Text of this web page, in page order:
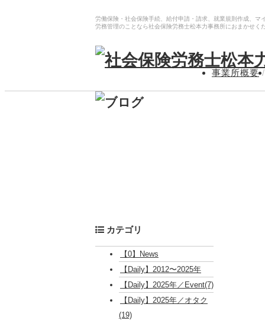
労働保険・社会保険手続、給付申請・請求、就業規則作成、マ
労務管理のことなら社会保険労務士松本力事務所におまかせく
事業所概要 /
カテゴリ
【0】News
【Daily】2012〜2025年
【Daily】2025年／Event(7)
【Daily】2025年／オタク
(19)